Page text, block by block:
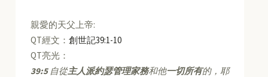
親愛的天父上帝:
QT經文：創世記39:1-10
QT亮光：
39:5自從主人派約瑟管理家務和他一切所有的，耶